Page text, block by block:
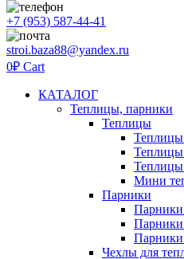
+7 (953) 587-44-41
stroi.baza88@yandex.ru
0₽ Cart
КАТАЛОГ
Теплицы, парники
Теплицы
Теплицы
Мини
Парники
Парники
Чехлы для